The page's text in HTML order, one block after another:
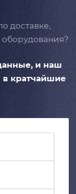
доставке,
оборудования?
и наш
в кратчайшие